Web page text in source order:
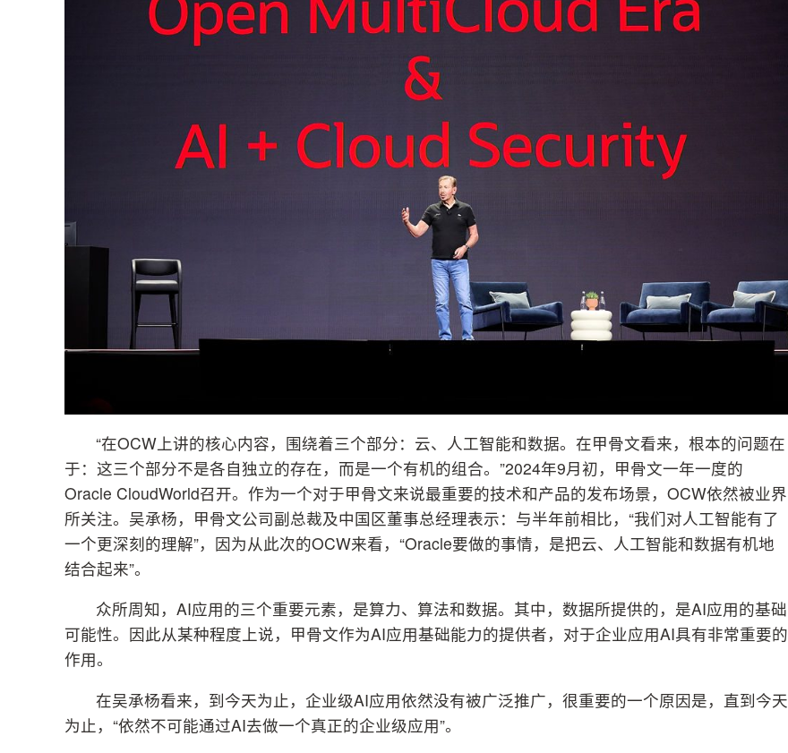
“在OCW上讲的核心内容，围绕着三个部分：云、人工智能和数据。在甲骨文看来，根本的问题在
于：这三个部分不是各自独立的存在，而是一个有机的组合。”2024年9月初，甲骨文一年一度的
Oracle CloudWorld召开。作为一个对于甲骨文来说最重要的技术和产品的发布场景，OCW依然被业界
所关注。吴承杨，甲骨文公司副总裁及中国区董事总经理表示：与半年前相比，“我们对人工智能有了
一个更深刻的理解”，因为从此次的OCW来看，“Oracle要做的事情，是把云、人工智能和数据有机地
结合起来”。
众所周知，AI应用的三个重要元素，是算力、算法和数据。其中，数据所提供的，是AI应用的基础
可能性。因此从某种程度上说，甲骨文作为AI应用基础能力的提供者，对于企业应用AI具有非常重要的
作用。
在吴承杨看来，到今天为止，企业级AI应用依然没有被广泛推广，很重要的一个原因是，直到今天
为止，“依然不可能通过AI去做一个真正的企业级应用”。